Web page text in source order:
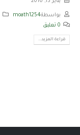
بواسطةmoath1254
0 تعليق
قراءة المزيد...